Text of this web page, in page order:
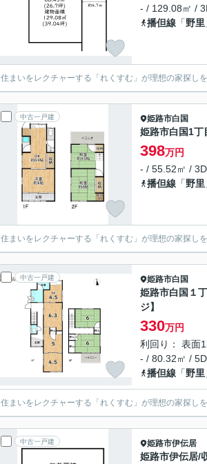
- / 129.08㎡ /
播但線 「野里
住まいをレクチャーする「れくすむ」が理想の家探し
中古一戸建 姫路市白国
姫路市白国1丁
398万円
- / 55.52㎡ /
播但線 「野里
住まいをレクチャーする「れくすむ」が理想の家探し
中古一戸建 姫路市白国
姫路市白国１
ジ】
330万円
利回り： 表面
- / 80.32㎡ /
播但線 「野里
住まいをレクチャーする「れくすむ」が理想の家探し
中古一戸建 姫路市伊伝居
姫路市伊伝居/